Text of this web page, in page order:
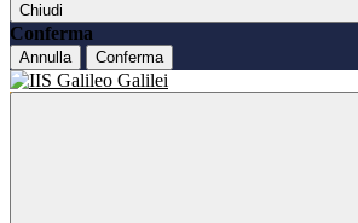
Chiudi
Conferma
Annulla Conferma